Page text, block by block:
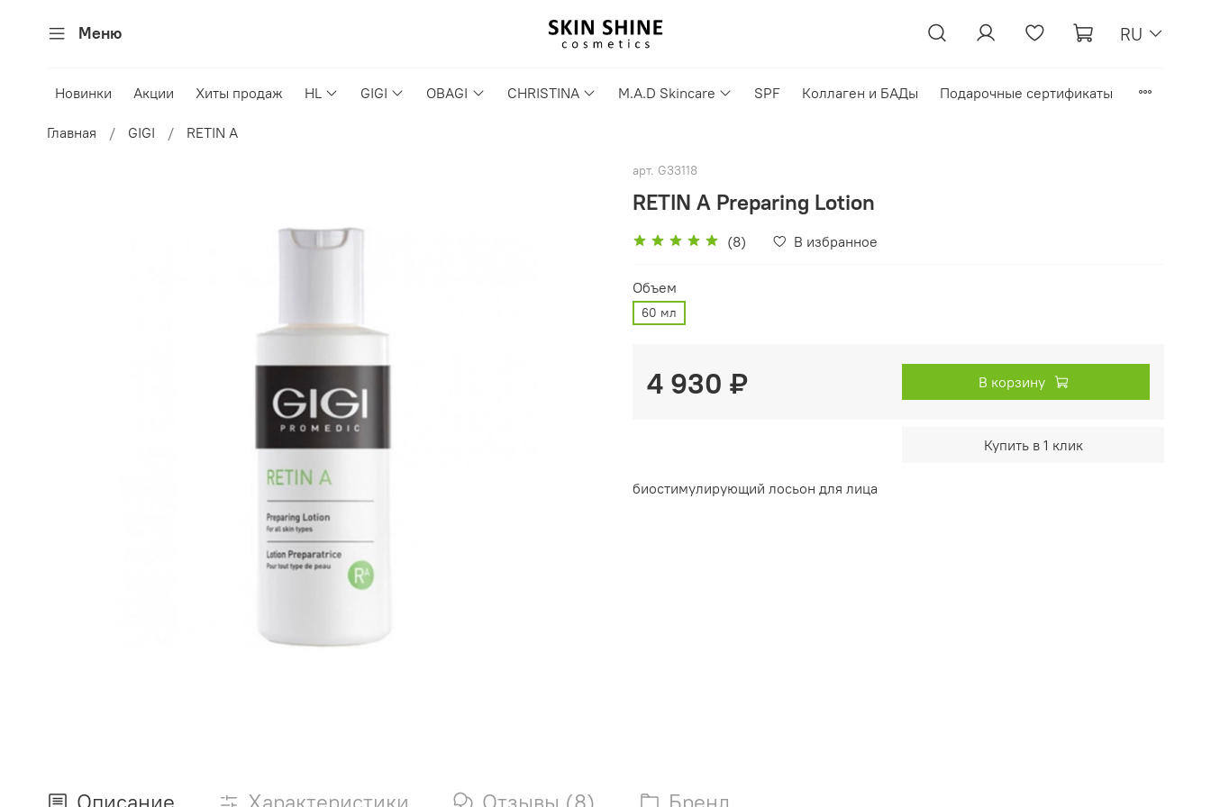
Меню RU
Новинки Акции Хиты продаж HL GIGI OBAGI CHRISTINA M.A.D Skincare SPF Коллаген и БАДы Подарочные сертификаты
Главная GIGI RETIN A
арт. G33118
RETIN A Preparing Lotion
(8) В избранное
Объем
60 мл
4 930 ₽ В корзину
Купить в 1 клик
биостимулирующий лосьон для лица
Описание Характеристики Отзывы (8) Бренд